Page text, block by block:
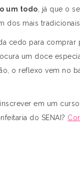
um todo , já que o
dos mais
cedo para comprar
um doce
o reflexo vem no
em um
do SENAI?